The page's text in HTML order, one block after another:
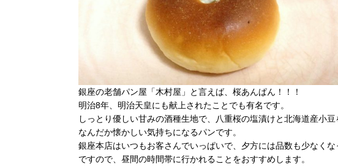
銀座の老舗パン屋「木村屋」と言えば、桜あんぱん！！！
明治8年、明治天皇にも献上されたことでも有名です。
しっとり優しい甘みの酒種生地で、八重桜の塩漬けと北海道産小豆
なんだか懐かしい気持ちになるパンです。
銀座本店はいつもお客さんでいっぱいで、夕方には品数も少なくな
ですので、昼間の時間帯に行かれることをおすすめします。